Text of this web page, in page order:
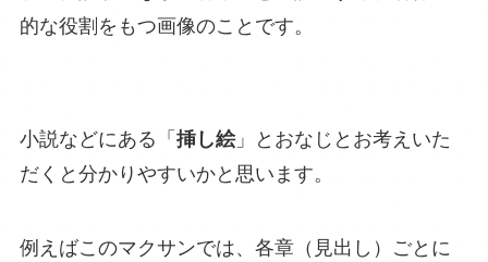
的な役割をもつ画像のことです。
小説などにある「 挿し絵」とおなじとお考えいた
だくと分かりやすいかと思います。
例えばこのマクサンでは、各章（見出し）ごとに